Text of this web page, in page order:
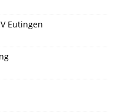
Eutingen